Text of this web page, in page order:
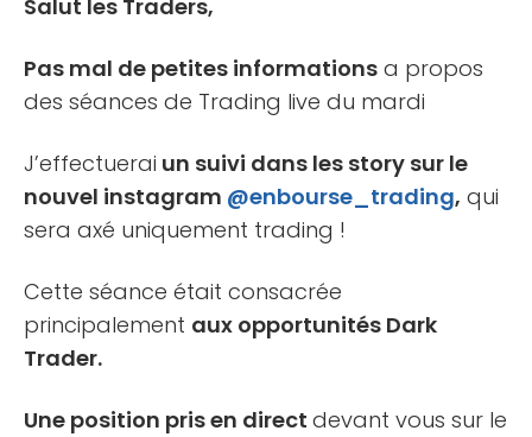
Salut les Traders,
Pas mal de petites informations a propos
des séances de Trading live du mardi
J’effectuerai un suivi dans les story sur le
nouvel instagram @enbourse_trading, qui
sera axé uniquement trading !
Cette séance était consacrée
principalement aux opportunités Dark
Trader.
Une position pris en direct devant vous sur le